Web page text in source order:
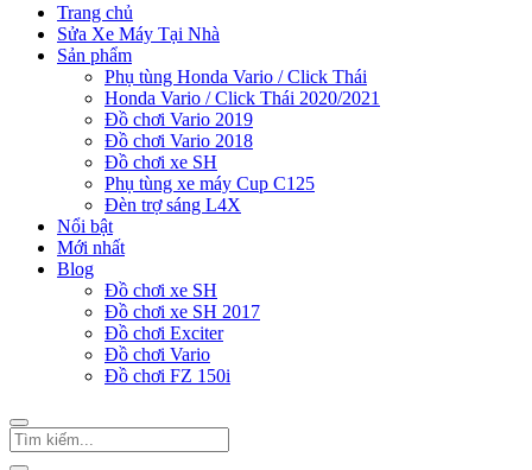
Trang chủ
Sửa Xe Máy Tại Nhà
Sản phẩm
Phụ tùng Honda Vario / Click Thái
Honda Vario / Click Thái 2020/2021
Đồ chơi Vario 2019
Đồ chơi Vario 2018
Đồ chơi xe SH
Phụ tùng xe máy Cup C125
Đèn trợ sáng L4X
Nổi bật
Mới nhất
Blog
Đồ chơi xe SH
Đồ chơi xe SH 2017
Đồ chơi Exciter
Đồ chơi Vario
Đồ chơi FZ 150i